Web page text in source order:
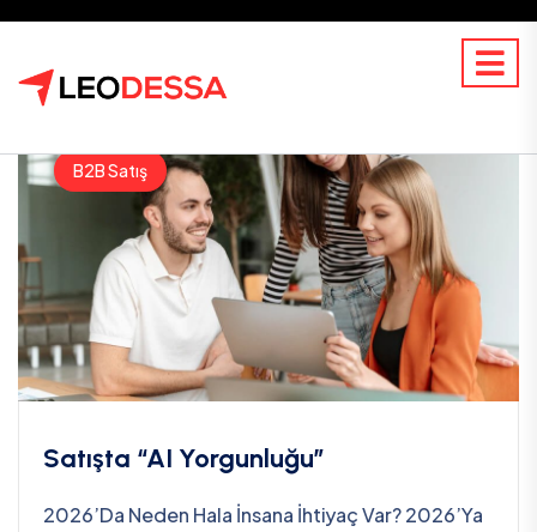
B2B Satış
Satışta “AI Yorgunluğu”
2026’da Neden Hala İnsana İhtiyaç Var? 2026’ya